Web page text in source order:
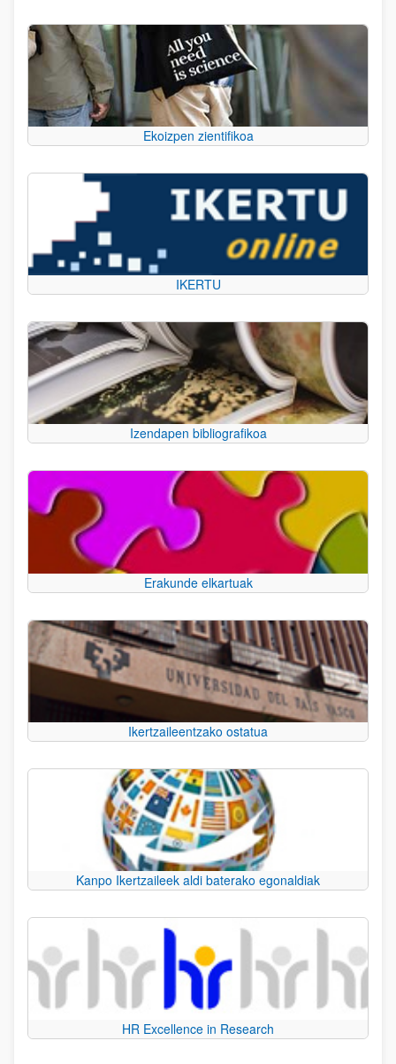
Ekoizpen zientifikoa
IKERTU
Izendapen bibliografikoa
Erakunde elkartuak
Ikertzaileentzako ostatua
Kanpo Ikertzaileek aldi baterako egonaldiak
HR Excellence in Research